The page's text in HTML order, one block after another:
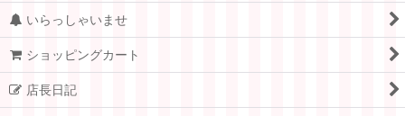
ノルウェー
フランス
スイス
いらっしゃいませ
ショッピングカート
店長日記